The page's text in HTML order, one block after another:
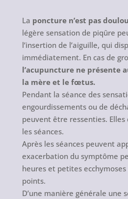
La poncture n’est pas
légère sensation de piqûre
l’insertion de l’aiguille, qui
immédiatement. En cas de
l’acupuncture ne présente
la mère et le fœtus.
Pendant la séance des
engourdissements ou de
peuvent être ressenties.
les séances.
Après les séances peuvent
exacerbation du symptôme
heures et petites
points.
D’une manière générale une